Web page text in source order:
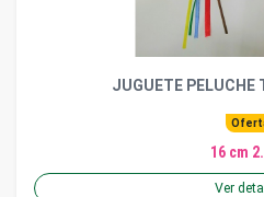
JUGUETE PELUCHE
16 cm
Ver